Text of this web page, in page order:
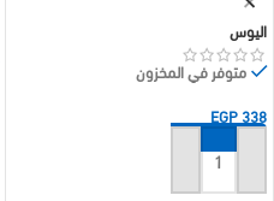
اليوس
متوفر في المخزون
EGP338
إضافة إلى السلة